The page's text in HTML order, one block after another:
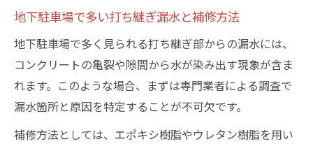
地下駐車場で多い打ち継ぎ漏水と補修方法
地下駐車場で多く見られる打ち継ぎ部からの漏水には、
コンクリートの亀裂や隙間から水が染み出す現象が含ま
れます。このような場合、まずは専門業者による調査で
漏水箇所と原因を特定することが不可欠です。
補修方法としては、エポキシ樹脂やウレタン樹脂を用い